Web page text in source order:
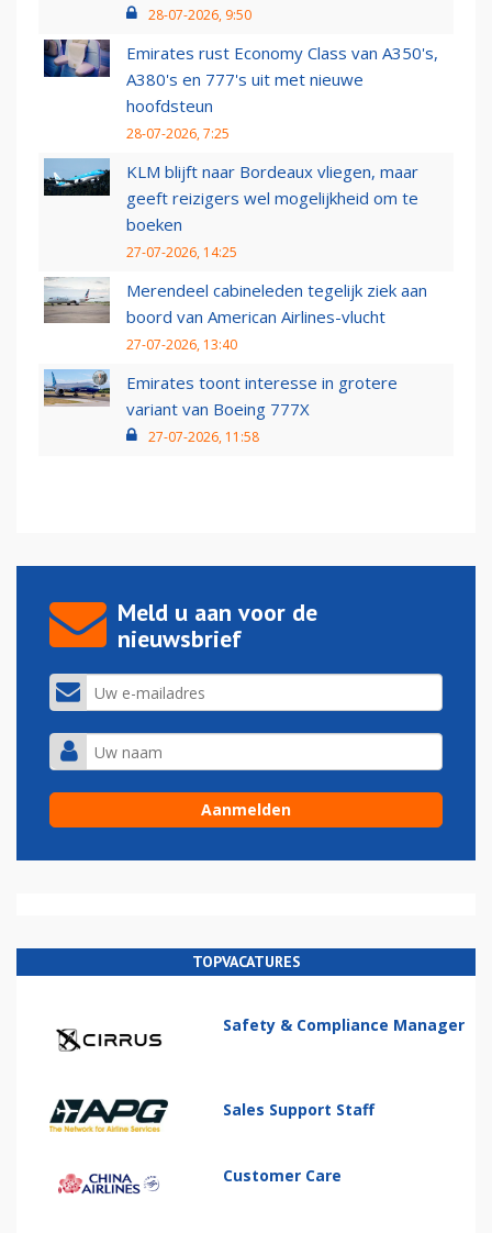
28-07-2026, 9:50
Emirates rust Economy Class van A350's,
A380's en 777's uit met nieuwe
hoofdsteun
28-07-2026, 7:25
KLM blijft naar Bordeaux vliegen, maar
geeft reizigers wel mogelijkheid om te
boeken
27-07-2026, 14:25
Merendeel cabineleden tegelijk ziek aan
boord van American Airlines-vlucht
27-07-2026, 13:40
Emirates toont interesse in grotere
variant van Boeing 777X
27-07-2026, 11:58
Meld u aan voor de
nieuwsbrief
TOPVACATURES
Safety & Compliance Manager
Sales Support Staff
Customer Care